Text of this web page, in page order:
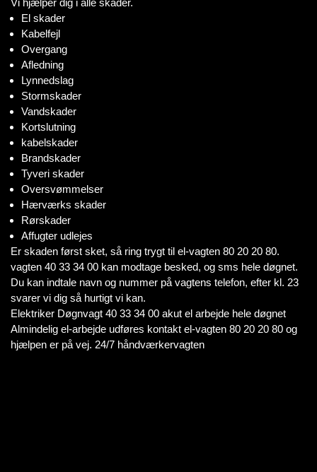
Vi hjælper dig i alle skader.
El skader
Kabelfejl
Overgang
Afledning
Lynnedslag
Stormskader
Vandskader
Kortslutning
kabelskader
Brandskader
Tyveri skader
Oversvømmelser
Hærværks skader
Rørskader
Affugter udlejes
Er skaden først sket, så ring trygt til el-vagten 80 20 20 80.
vagten 40 33 34 00 kan modtage besked, og sms hele døgnet.
Du kan indtale navn og nummer på vagtens telefon, efter kl. 23
svarer vi dig så hurtigt vi kan.
Elektriker Døgnvagt 40 33 34 00 akut el arbejde hele døgnet
Almindelig el-arbejde udføres kontakt el-vagten 80 20 20 80 og
hjælpen er på vej. 24/7 håndværkervagten